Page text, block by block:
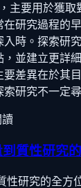
主要用於獲取
研究過程的
時。探索研
並建立更詳
差異在於其
研究不一定
質性研究
性研究的全方